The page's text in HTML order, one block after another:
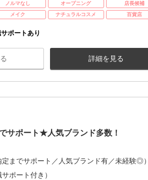
ノルマなし オープニング
店長候補
メイク ナチュラルコスメ 百貨店
ポートあり
詳細を見る
サポート★人気ブランド多数！
定までサポート／人気ブランド有／未経験◎）
ポート付き）